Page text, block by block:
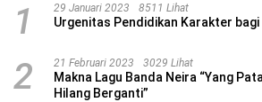
1 29 Januari 2023 8511 Lihat
Urgenitas Pendidikan Karakter bagi
2 21 Februari 2023 3029 Lihat
Makna Lagu Banda Neira “Yang
Hilang Berganti”